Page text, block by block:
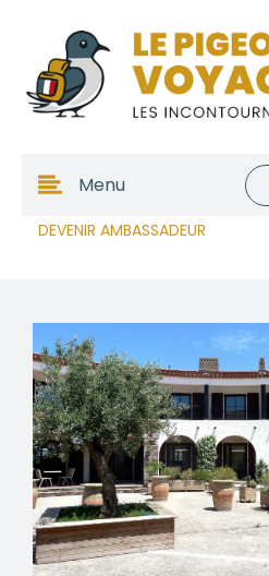
DEVENIR AMBASSADEUR
Menu